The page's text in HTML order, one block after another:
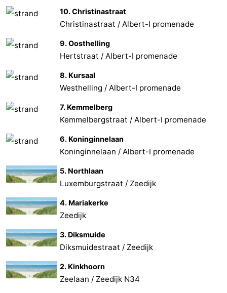
10. Christinastraat
Christinastraat / Albert-I promenade
9. Oosthelling
Hertstraat / Albert-I promenade
8. Kursaal
Westhelling / Albert-I promenade
7. Kemmelberg
Kemmelbergstraat / Albert-I promenade
6. Koninginnelaan
Koninginnelaan / Albert-I promenade
5. Northlaan
Luxemburgstraat / Zeedijk
4. Mariakerke
Zeedijk
3. Diksmuide
Diksmuidestraat / Zeedijk
2. Kinkhoorn
Zeelaan / Zeedijk N34